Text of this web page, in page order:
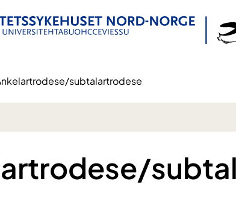
subtalartrodese